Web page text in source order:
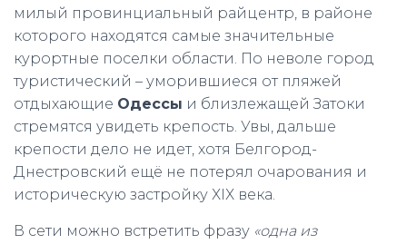
милый провинциальный райцентр, в районе
которого находятся самые значительные
курортные поселки области. По неволе город
туристический – уморившиеся от пляжей
отдыхающие Одессы и близлежащей Затоки
стремятся увидеть крепость. Увы, дальше
крепости дело не идет, хотя Белгород-
Днестровский ещё не потерял очарования и
историческую застройку ХІХ века.
В сети можно встретить фразу «одна из